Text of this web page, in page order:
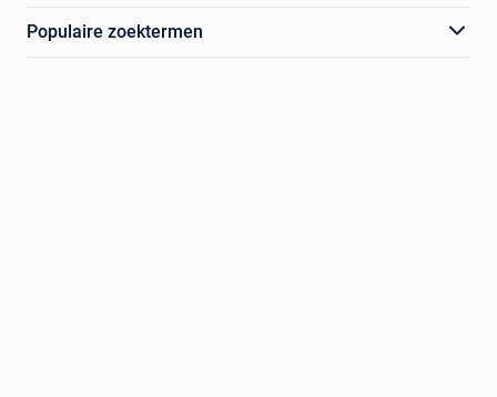
Populaire zoektermen